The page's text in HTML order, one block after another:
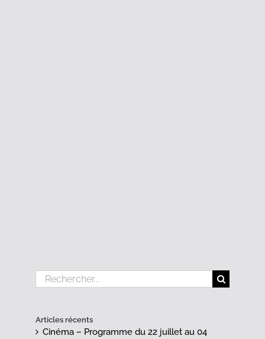
Rechercher:
Articles récents
Cinéma – Programme du 22 juillet au 04